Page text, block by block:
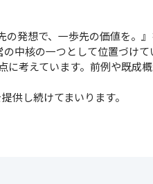
発想で、一歩先の価値を。
中核の一つとして位置づけて
考えています。前例や既成
供し続けてまいります。